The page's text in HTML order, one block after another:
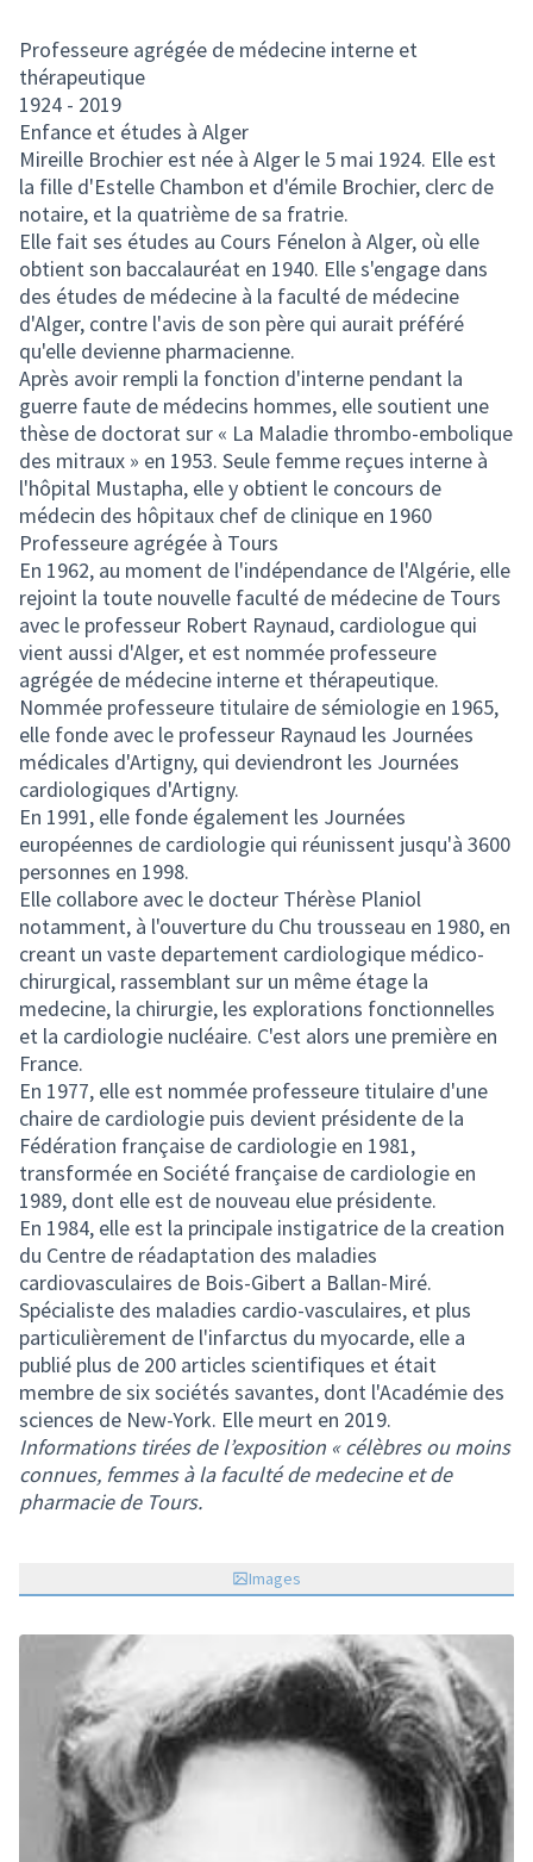
Professeure agrégée de médecine interne et
thérapeutique
1924 - 2019
Enfance et études à Alger
Mireille Brochier est née à Alger le 5 mai 1924. Elle est
la fille d'Estelle Chambon et d'émile Brochier, clerc de
notaire, et la quatrième de sa fratrie.
Elle fait ses études au Cours Fénelon à Alger, où elle
obtient son baccalauréat en 1940. Elle s'engage dans
des études de médecine à la faculté de médecine
d'Alger, contre l'avis de son père qui aurait préféré
qu'elle devienne pharmacienne.
Après avoir rempli la fonction d'interne pendant la
guerre faute de médecins hommes, elle soutient une
thèse de doctorat sur « La Maladie thrombo-embolique
des mitraux » en 1953. Seule femme reçues interne à
l'hôpital Mustapha, elle y obtient le concours de
médecin des hôpitaux chef de clinique en 1960
Professeure agrégée à Tours
En 1962, au moment de l'indépendance de l'Algérie, elle
rejoint la toute nouvelle faculté de médecine de Tours
avec le professeur Robert Raynaud, cardiologue qui
vient aussi d'Alger, et est nommée professeure
agrégée de médecine interne et thérapeutique.
Nommée professeure titulaire de sémiologie en 1965,
elle fonde avec le professeur Raynaud les Journées
médicales d'Artigny, qui deviendront les Journées
cardiologiques d'Artigny.
En 1991, elle fonde également les Journées
européennes de cardiologie qui réunissent jusqu'à 3600
personnes en 1998.
Elle collabore avec le docteur Thérèse Planiol
notamment, à l'ouverture du Chu trousseau en 1980, en
creant un vaste departement cardiologique médico-
chirurgical, rassemblant sur un même étage la
medecine, la chirurgie, les explorations fonctionnelles
et la cardiologie nucléaire. C'est alors une première en
France.
En 1977, elle est nommée professeure titulaire d'une
chaire de cardiologie puis devient présidente de la
Fédération française de cardiologie en 1981,
transformée en Société française de cardiologie en
1989, dont elle est de nouveau elue présidente.
En 1984, elle est la principale instigatrice de la creation
du Centre de réadaptation des maladies
cardiovasculaires de Bois-Gibert a Ballan-Miré.
Spécialiste des maladies cardio-vasculaires, et plus
particulièrement de l'infarctus du myocarde, elle a
publié plus de 200 articles scientifiques et était
membre de six sociétés savantes, dont l'Académie des
sciences de New-York. Elle meurt en 2019.
Informations tirées de l’exposition « célèbres ou moins
connues, femmes à la faculté de medecine et de
pharmacie de Tours.
Images